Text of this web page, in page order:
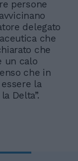
persone
delegato
che
che
un calo
che in
la
Delta”.